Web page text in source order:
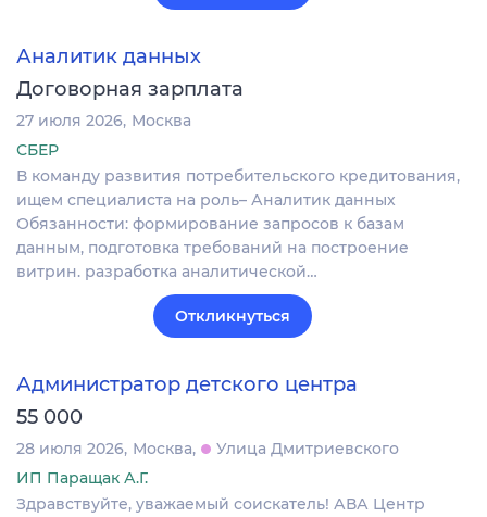
Аналитик данных
Договорная зарплата
27 июля 2026 Москва
СБЕР
В команду развития потребительского кредитования,
ищем специалиста на роль– Аналитик данных
Обязанности: формирование запросов к базам
данным, подготовка требований на построение
витрин. разработка аналитической…
Откликнуться
Администратор детского центра
55 000
28 июля 2026 Москва
Улица Дмитриевского
ИП Паращак А.Г.
Здравствуйте, уважаемый соискатель! АВА Центр